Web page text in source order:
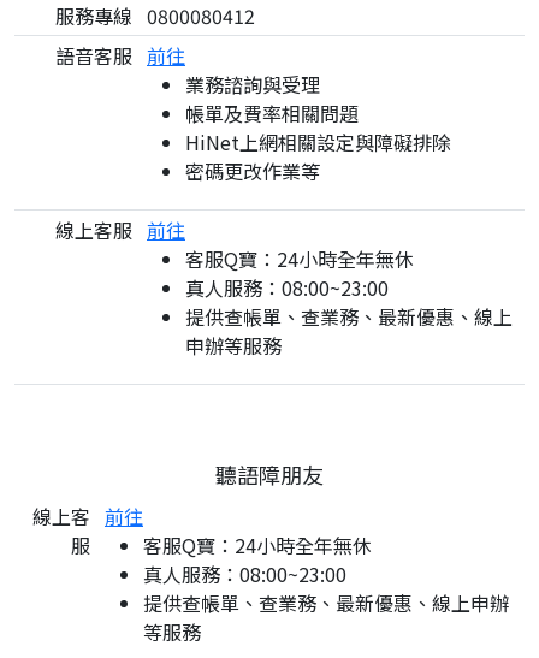
服務專線 0800080412
語音客服 前往
業務諮詢與受理
帳單及費率相關問題
HiNet上網相關設定與障礙排除
密碼更改作業等
線上客服 前往
客服Q寶：24小時全年無休
真人服務：08:00~23:00
提供查帳單、查業務、最新優惠、線上
申辦等服務
聽語障朋友
線上客
服
前往
客服Q寶：24小時全年無休
真人服務：08:00~23:00
提供查帳單、查業務、最新優惠、線上申辦
等服務